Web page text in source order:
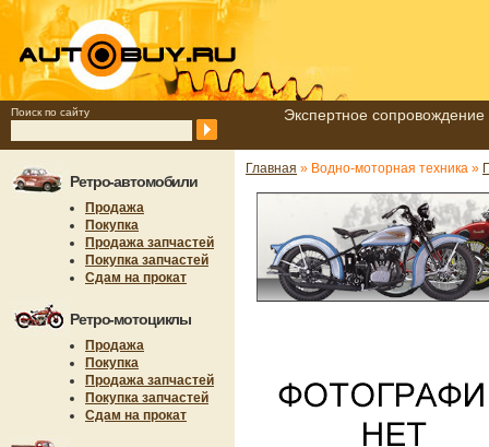
Поиск по сайту Экспертное
Ретро-автомобили
Продажа
Покупка
Продажа запчастей
Покупка запчастей
Сдам на прокат
Ретро-мотоциклы
Продажа
Покупка
Продажа запчастей
Покупка запчастей
Сдам на прокат
Главная » Водно-моторная техника »